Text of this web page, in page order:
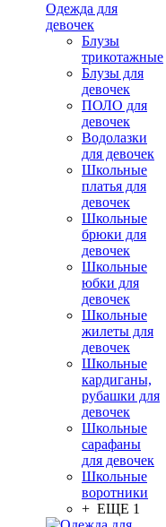
Одежда для
девочек
Блузы
трикотажные
Блузы для
девочек
ПОЛО для
девочек
Водолазки
для девочек
Школьные
платья для
девочек
Школьные
брюки для
девочек
Школьные
юбки для
девочек
Школьные
жилеты для
девочек
Школьные
кардиганы,
рубашки для
девочек
Школьные
сарафаны
для девочек
Школьные
воротники
+ ЕЩЕ 1